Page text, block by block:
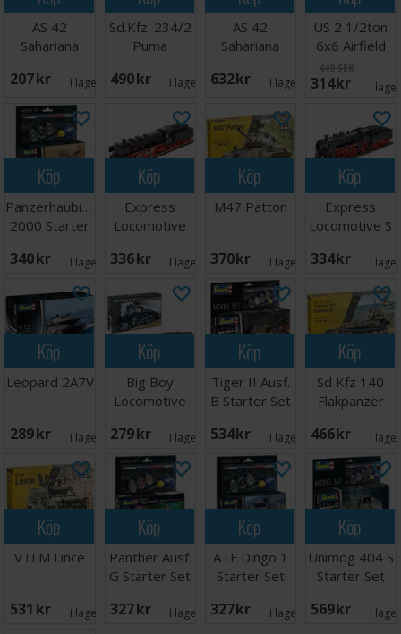
AS 42
Sahariana
207 SEK I lager: 2
Sd.Kfz. 234/2
Puma
490 SEK I lager: 1
AS 42
Sahariana
632 SEK I lager: 1
US 2 1/2ton
6x6 Airfield
Fuel Truck
449 SEK
314 SEK I
Köp
Panzerhaubitzen
2000 Starter
340 SEK I lager: 1
Köp
Express
Locomotive
336 SEK I lager: 2
Köp
M47 Patton
370 SEK I lager: 2
Köp
Express
Locomotive S
334 SEK I
Köp
Leopard 2A7V
289 SEK I lager: 2
Köp
Big Boy
Locomotive
279 SEK I lager: 1
Köp
Tiger II Ausf.
B Starter Set
534 SEK I lager: 2
Köp
Sd Kfz 140
Flakpanzer
466 SEK I
Köp
VTLM Lince
531 SEK I lager: 1
Köp
Panther Ausf.
G Starter Set
327 SEK I lager: 1
Köp
ATF Dingo 1
Starter Set
327 SEK I lager: 2
Köp
Unimog 404 S
Starter Set
569 SEK I